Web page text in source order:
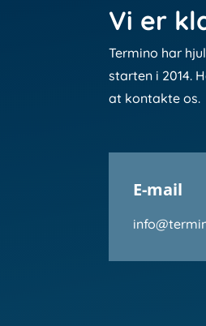
Vi er
Termino har
starten i 2014.
at kontakte os.
E-mail